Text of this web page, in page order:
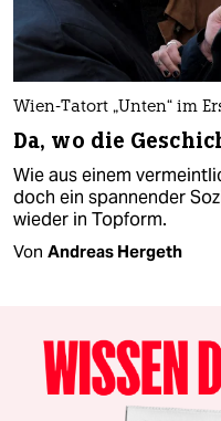
Wien-Tatort „Unten“ im
Da, wo die
Wie aus einem
doch ein spannender
wieder in Topform.
Von Andreas Hergeth